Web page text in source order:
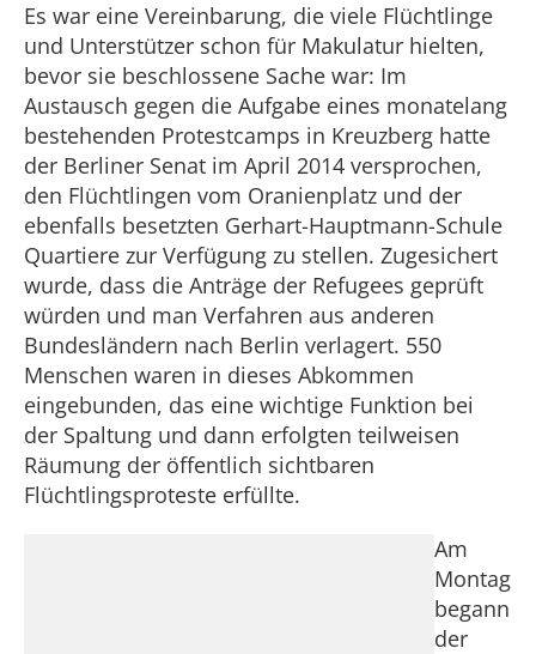
Es war eine Vereinbarung, die viele Flüchtlinge
und Unterstützer schon für Makulatur hielten,
bevor sie beschlossene Sache war: Im
Austausch gegen die Aufgabe eines monatelang
bestehenden Protestcamps in Kreuzberg hatte
der Berliner Senat im April 2014 versprochen,
den Flüchtlingen vom Oranienplatz und der
ebenfalls besetzten Gerhart-Hauptmann-Schule
Quartiere zur Verfügung zu stellen. Zugesichert
wurde, dass die Anträge der Refugees geprüft
würden und man Verfahren aus anderen
Bundesländern nach Berlin verlagert. 550
Menschen waren in dieses Abkommen
eingebunden, das eine wichtige Funktion bei
der Spaltung und dann erfolgten teilweisen
Räumung der öffentlich sichtbaren
Flüchtlingsproteste erfüllte.
Am
Montag
begann
der